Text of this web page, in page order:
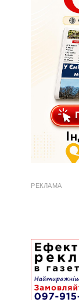
РЕКЛАМА